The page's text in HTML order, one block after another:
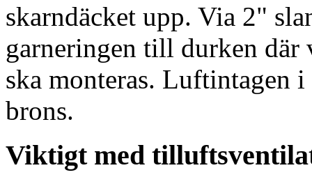
skarndäcket upp. Via 2"
garneringen till durken där
ska monteras. Luftintagen
brons.
Viktigt med